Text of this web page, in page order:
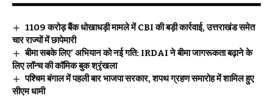
₹1109 करोड़ बैंक धोखाधड़ी मामले में CBI की बड़ी कार्रवाई, उत्तराखंड समेत
चार राज्यों में छापेमारी
बीमा सबके लिए’ अभियान को नई गति: IRDAI ने बीमा जागरूकता बढ़ाने के
लिए लॉन्च की कॉमिक बुक श्रृंखला
पश्चिम बंगाल में पहली बार भाजपा सरकार, शपथ ग्रहण समारोह में शामिल हुए
सीएम धामी